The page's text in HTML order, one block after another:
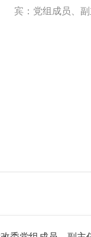
：党组成员、副